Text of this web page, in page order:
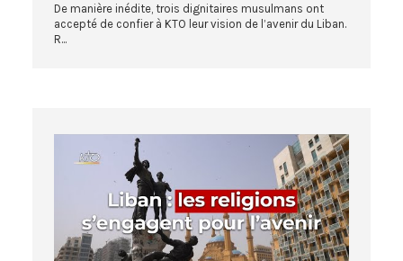
De manière inédite, trois dignitaires musulmans ont
accepté de confier à KTO leur vision de l’avenir du Liban.
R...